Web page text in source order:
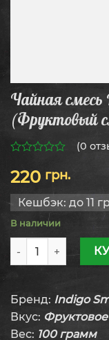
Чайная смесь
(Фруктовый
из
5
(0
220 грн.
Кешбэк: до 11
В наличии
Количество
Бренд: Indigo
Вкус:
Вес: 100 грамм